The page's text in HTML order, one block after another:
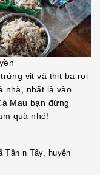
vịt và thịt ba rọi
nhà, nhất là vào
Mau bạn đừng
quà nhé!
Tân n Tây, huyện